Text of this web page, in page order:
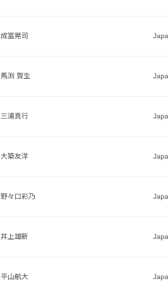
成冨晃司
馬渕 賀生
三浦真行
大築友洋
野々口彩乃
井上雄新
平山航大